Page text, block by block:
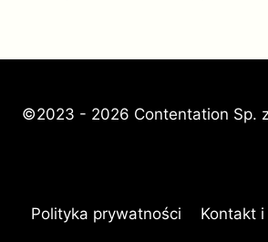
©2023 - 2026 Contentation Sp.
Polityka prywatności Kontakt